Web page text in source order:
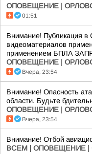
ОПОВЕЩЕНИЕ |
01:51
Внимание! Публикация
видеоматериалов
применением БПЛА
ОПОВЕЩЕНИЕ |
Вчера, 23:54
Внимание! Опасность
области. Будьте
ОПОВЕЩЕНИЕ |
Вчера, 23:54
Внимание! Отбой
ВСЕМ | ОПОВЕЩЕНИЕ |